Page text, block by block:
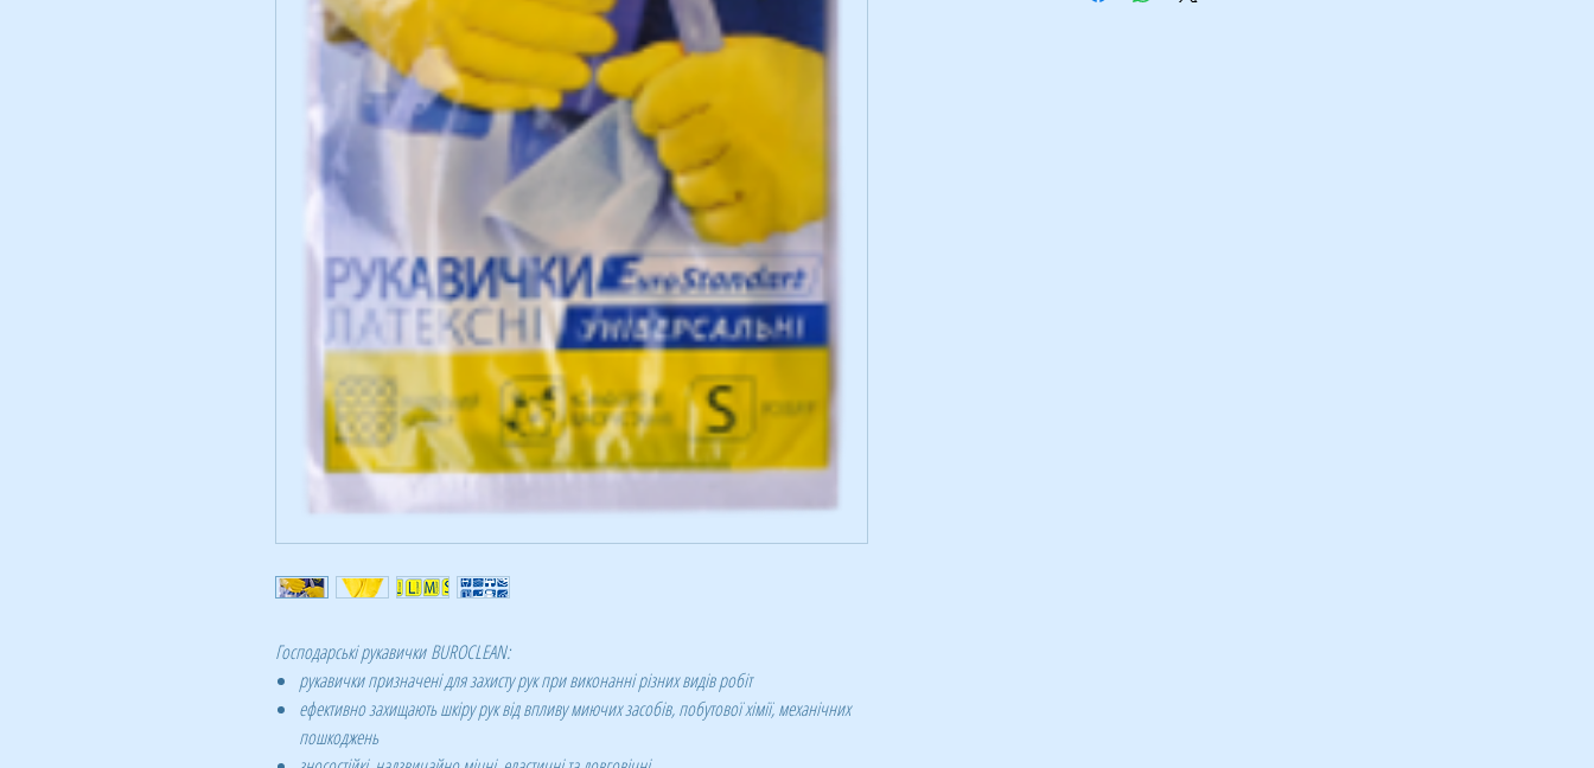
Господарські рукавичкиBUROCLEAN:
рукавички призначені для захисту рук при виконанні різних видів робіт
ефективно захищають шкіру рук від впливу миючих засобів, побутової хімії, механічних
пошкоджень